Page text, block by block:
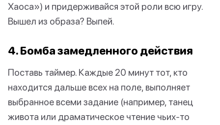
Хаоса») и придерживайся этой роли всю игру.
Вышел из образа? Выпей.
4. Бомба замедленного действия
Поставь таймер. Каждые 20 минут тот, кто
находится дальше всех на поле, выполняет
выбранное всеми задание (например, танец
живота или драматическое чтение чьих-то